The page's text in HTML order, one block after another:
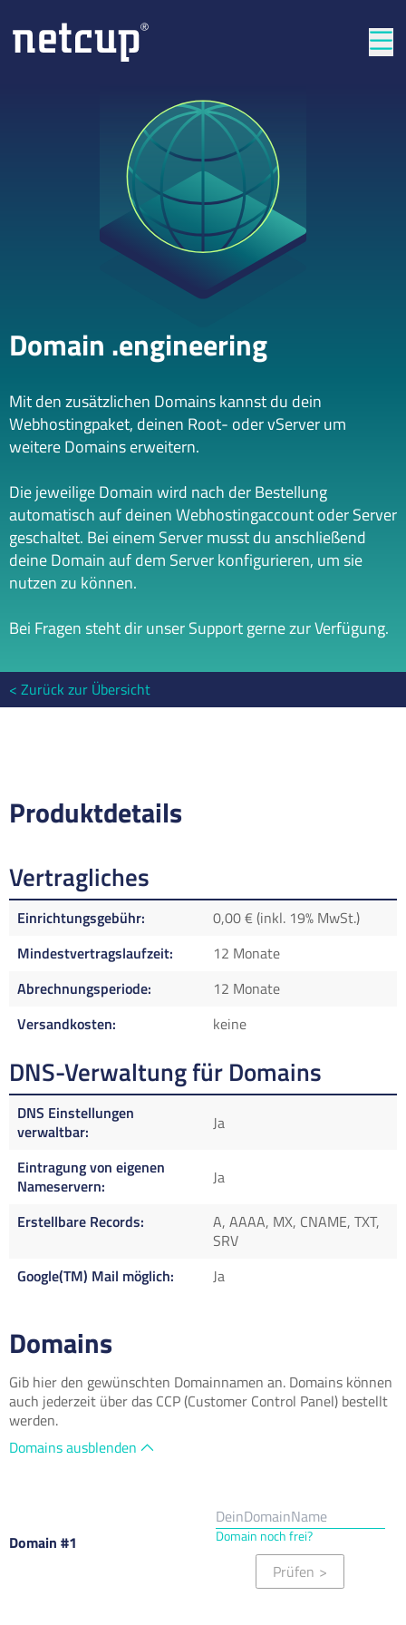
Domain .engineering
Mit den zusätzlichen Domains kannst du dein
Webhostingpaket, deinen Root- oder vServer um
weitere Domains erweitern.
Die jeweilige Domain wird nach der Bestellung
automatisch auf deinen Webhostingaccount oder Server
geschaltet. Bei einem Server musst du anschließend
deine Domain auf dem Server konfigurieren, um sie
nutzen zu können.
Bei Fragen steht dir unser Support gerne zur Verfügung.
Zurück zur Übersicht
Produktdetails
Vertragliches
Einrichtungsgebühr
0,00 € (inkl. 19% MwSt.)
Mindestvertragslaufzeit
12 Monate
Abrechnungsperiode
12 Monate
Versandkosten
keine
DNS-Verwaltung für Domains
DNS Einstellungen
verwaltbar
Ja
Eintragung von eigenen
Nameservern
Ja
Erstellbare Records
A, AAAA, MX, CNAME, TXT,
SRV
Google(TM) Mail möglich
Ja
Domains
Gib hier den gewünschten Domainnamen an. Domains können
auch jederzeit über das CCP (Customer Control Panel) bestellt
werden.
Domains ausblenden
Domain #1 Domain noch frei?
Prüfen >